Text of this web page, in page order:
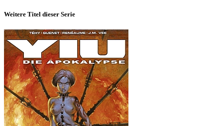
Weitere Titel dieser Serie